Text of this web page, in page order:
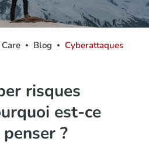
Blog Cyberattaques
risques
est-ce
?